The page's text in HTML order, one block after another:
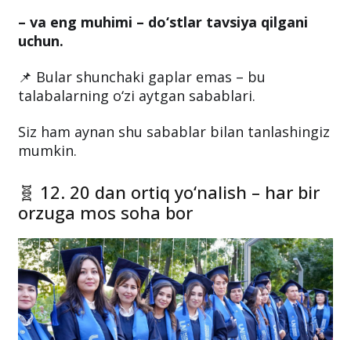
– va eng muhimi – do‘stlar tavsiya qilgani
uchun.
📌 Bular shunchaki gaplar emas – bu
talabalarning o‘zi aytgan sabablari.
Siz ham aynan shu sabablar bilan tanlashingiz
mumkin.
🧬 12. 20 dan ortiq yo‘nalish – har bir
orzuga mos soha bor